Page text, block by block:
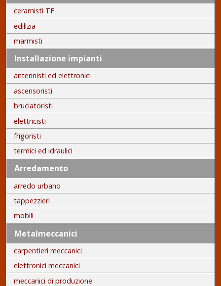
ceramisti TF
edilizia
marmisti
Installazione impianti
antennisti ed elettronici
ascensoristi
bruciatoristi
elettricisti
frigoristi
termici ed idraulici
Arredamento
arredo urbano
tappezzieri
mobili
Metalmeccanici
carpentieri meccanici
elettronici meccanici
meccanici di produzione